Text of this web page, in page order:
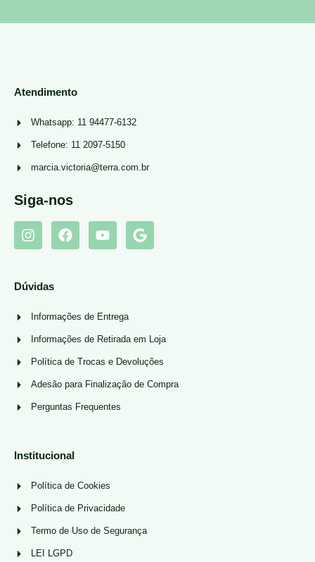
Atendimento
Whatsapp: 11 94477-6132
Telefone: 11 2097-5150
marcia.victoria@terra.com.br
Siga-nos
Dúvidas
Informações de Entrega
Informações de Retirada em Loja
Política de Trocas e Devoluções
Adesão para Finalização de Compra
Perguntas Frequentes
Institucional
Política de Cookies
Política de Privacidade
Termo de Uso de Segurança
LEI LGPD